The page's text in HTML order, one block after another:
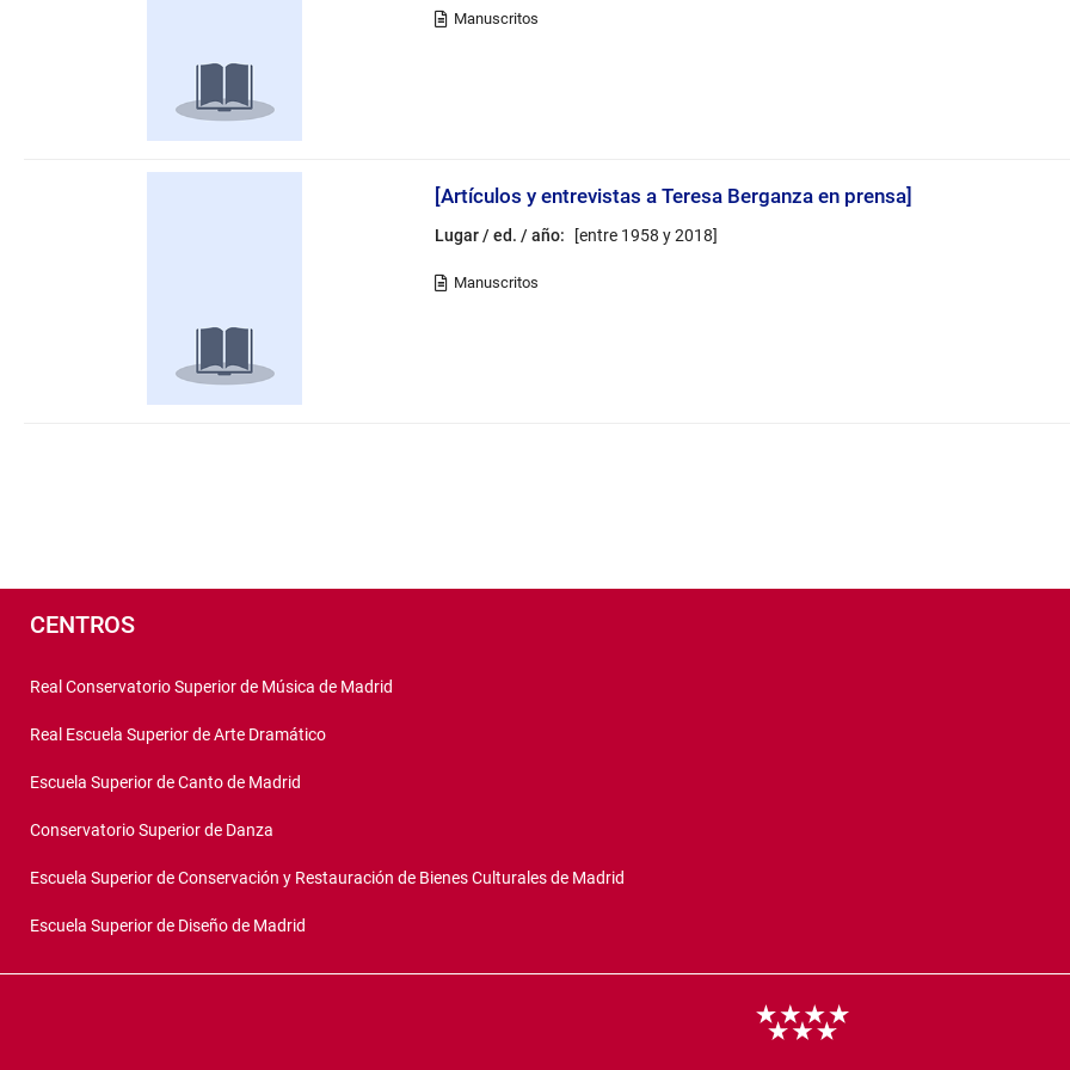
[Artículos y entrevistas a Teresa Berganza en prensa]
Lugar / ed. / año: [entre 1958 y 2018]
CENTROS
Real Conservatorio Superior de Música de Madrid
Real Escuela Superior de Arte Dramático
Escuela Superior de Canto de Madrid
Conservatorio Superior de Danza
Escuela Superior de Conservación y Restauración de Bienes Culturales de Madrid
Escuela Superior de Diseño de Madrid